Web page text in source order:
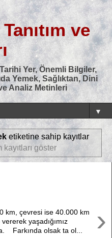
ve
Yer, Önemli Bilgiler,
Yemek, Sağlıktan, Dini
Analiz Metinleri
▼
etiketine sahip kayıtlar
kayıtları göster
›
km, çevresi ise 40.000 km
yaşadığımız
Farkında olsak ta ol...